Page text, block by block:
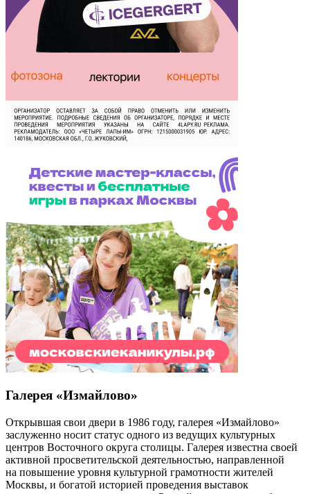
Галерея «Измайлово»
Открывшая свои двери в 1986 году, галерея «Измайлово»
заслуженно носит статус одного из ведущих культурных
центров Восточного округа столицы. Галерея известна своей
активной просветительской деятельностью, направленной
на повышение уровня культурной грамотности жителей
Москвы, и богатой историей проведения выставок